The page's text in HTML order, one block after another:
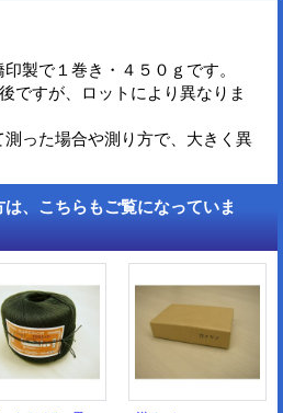
製で１巻き・４５０ｇです。
ですが、ロットにより異なりま
った場合や測り方で、大きく異
こちらもご覧になっていま